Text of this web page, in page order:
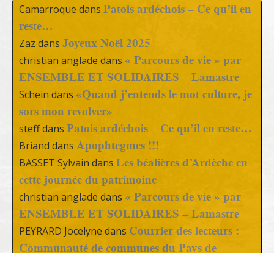
Camarroque dans Patois ardéchois – Ce qu’il en
reste…
Zaz dans Joyeux Noël 2025
christian anglade dans « Parcours de vie » par
ENSEMBLE ET SOLIDAIRES – Lamastre
Schein dans «Quand j’entends le mot culture, je
sors mon revolver»
steffdans Patois ardéchois – Ce qu’il en reste…
Briand dans Apophtegmes !!!
BASSET Sylvain dans Les béalières d’Ardèche en
cette journée du patrimoine
christian anglade dans « Parcours de vie » par
ENSEMBLE ET SOLIDAIRES – Lamastre
PEYRARD Jocelyne dans Courrier des lecteurs :
Communauté de communes du Pays de